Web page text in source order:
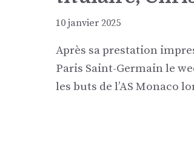
10 janvier 2025
Après sa prestation
Paris Saint-Germain le
les buts de l’AS Monaco